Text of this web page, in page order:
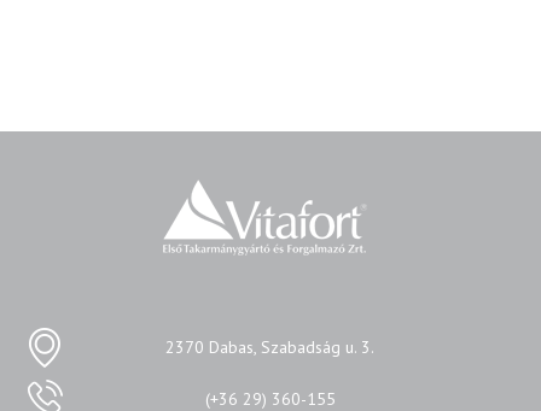
2370 Dabas, Szabadság u. 3.
(+36 29) 360-155